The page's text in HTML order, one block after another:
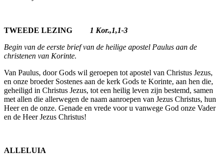
TWEEDE LEZING 1 Kor.,1,1-3
Begin van de eerste brief van de heilige apostel Paulus aan de
christenen van Korinte.
Van Paulus, door Gods wil geroepen tot apostel van Christus Jezus,
en onze broeder Sostenes aan de kerk Gods te Korinte, aan hen die,
gehei­ligd in Christus Jezus, tot een heilig leven zijn bestemd, samen
met allen die allerwegen de naam aanroepen van Jezus Christus, hun
Heer en de onze. Genade en vrede voor u vanwege God onze Vader
en de Heer Jezus Christus!
ALLELUIA